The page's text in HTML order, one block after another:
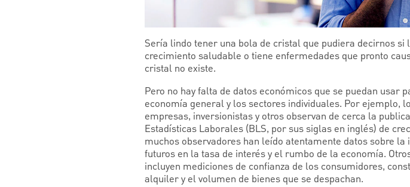
Sería lindo tener una bola de cristal que pudiera decirnos
crecimiento saludable o tiene enfermedades que pronto
cristal no existe.
Pero no hay falta de datos económicos que se puedan usar
economía general y los sectores individuales. Por ejemplo,
empresas, inversionistas y otros observan de cerca la
Estadísticas Laborales (BLS, por sus siglas en inglés) de
muchos observadores han leído atentamente datos sobre
futuros en la tasa de interés y el rumbo de la economía.
incluyen mediciones de confianza de los consumidores,
alquiler y el volumen de bienes que se despachan.